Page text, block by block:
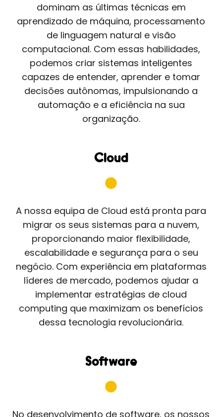
dominam as últimas técnicas em
aprendizado de máquina, processamento
de linguagem natural e visão
computacional. Com essas habilidades,
podemos criar sistemas inteligentes
capazes de entender, aprender e tomar
decisões autônomas, impulsionando a
automação e a eficiência na sua
organização.
Cloud
A nossa equipa de Cloud está pronta para
migrar os seus sistemas para a nuvem,
proporcionando maior flexibilidade,
escalabilidade e segurança para o seu
negócio. Com experiência em plataformas
líderes de mercado, podemos ajudar a
implementar estratégias de cloud
computing que maximizam os benefícios
dessa tecnologia revolucionária.
Software
No desenvolvimento de software, os nossos